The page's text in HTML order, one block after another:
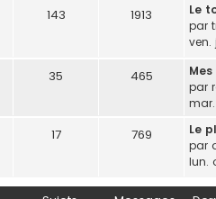
143 1913
Le
par
ven.
35 465
par
mar.
17 769
Le
par
lun.